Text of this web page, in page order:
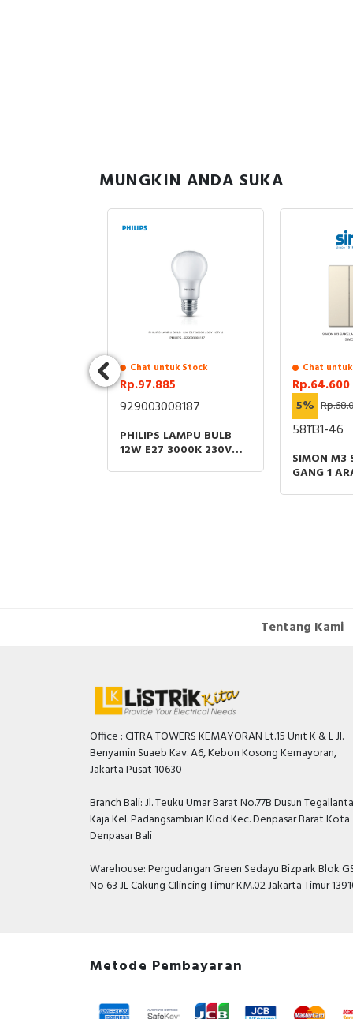
MUNGKIN ANDA SUKA
Chat untuk Stock
Rp.97.885
929003008187
PHILIPS LAMPU BULB
12W E27 3000K 230V
Chat
Rp.64.600
5%
581131-46
SIMON M3
GANG 1
Tentang Kami
Office : CITRA TOWERS KEMAYORAN Lt.15 Unit K & L Jl.
Benyamin Suaeb Kav. A6, Kebon Kosong Kemayoran,
Jakarta Pusat 10630
Branch Bali: Jl. Teuku Umar Barat No.77B Dusun
Kaja Kel. Padangsambian Klod Kec. Denpasar Barat Kota
Denpasar Bali
Warehouse: Pergudangan Green Sedayu Bizpark Blok
No 63 JL Cakung CIlincing Timur KM.02 Jakarta Timur
Metode Pembayaran